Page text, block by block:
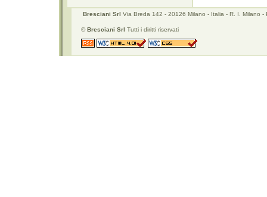
Bresciani Srl Via Breda 142 - 20126 Milano - Italia - R. I. Milano
©Bresciani Srl Tutti i diritti riservati